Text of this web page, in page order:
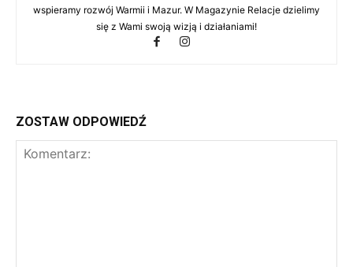
wspieramy rozwój Warmii i Mazur. W Magazynie Relacje dzielimy
się z Wami swoją wizją i działaniami!
ZOSTAW ODPOWIEDŹ